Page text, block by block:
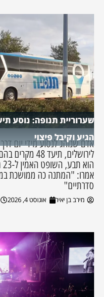
הגיע וקיבל פיצוי
אדם שנוהג לנסוע מידי יום
לירושלים,
אמרו: "המתנה כה ממושכת
סדרתיים"
מירב בן יאיר אוגוסט 4, 2026